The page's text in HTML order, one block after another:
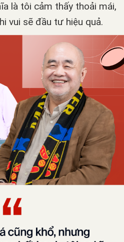
là tôi cảm thấy thoải mái,
vui sẽ đầu tư hiệu quả.